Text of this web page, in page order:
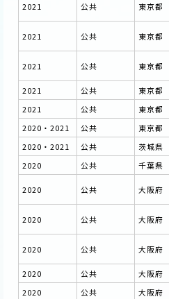
2021 公共 東京都
2021 公共 東京都
2021 公共 東京都
2021
公共 東京都
2021
公共 東京都
2020・2021
公共 東京都
2020・2021
公共 茨城県
2020
公共 千葉県
2020 公共 大阪府
2020 公共 大阪府
2020 公共 大阪府
2020
公共 大阪府
2020
公共 大阪府